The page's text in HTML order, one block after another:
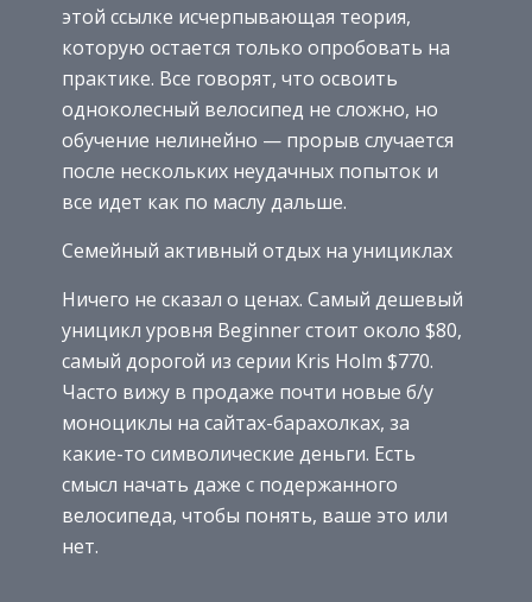
этой ссылке исчерпывающая теория,
которую остается только опробовать на
практике. Все говорят, что освоить
одноколесный велосипед не сложно, но
обучение нелинейно — прорыв случается
после нескольких неудачных попыток и
все идет как по маслу дальше.
Семейный активный отдых на унициклах
Ничего не сказал о ценах. Самый дешевый
уницикл уровня Beginner стоит около $80,
самый дорогой из серии Kris Holm $770.
Часто вижу в продаже почти новые б/у
моноциклы на сайтах-барахолках, за
какие-то символические деньги. Есть
смысл начать даже с подержанного
велосипеда, чтобы понять, ваше это или
нет.